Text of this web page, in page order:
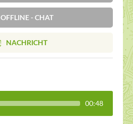
OFFLINE - CHAT
NACHRICHT
00:48